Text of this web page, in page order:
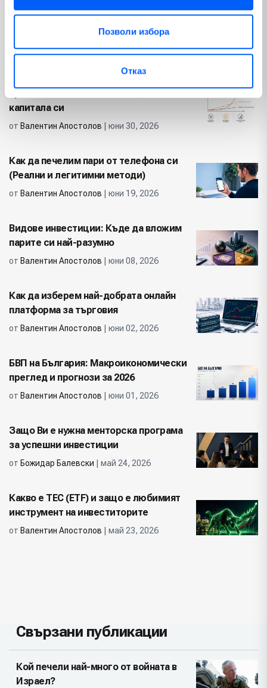
Позволи избора
Отказ
Автоматично деклариране на имот:
Данъчни съвети за инвеститори
капитала си
от Валентин Апостолов | юни 30, 2026
Как да печелим пари от телефона си
(Реални и легитимни методи)
от Валентин Апостолов | юни 19, 2026
Видове инвестиции: Къде да вложим
парите си най-разумно
от Валентин Апостолов | юни 08, 2026
Как да изберем най-добрата онлайн
платформа за търговия
от Валентин Апостолов | юни 02, 2026
БВП на България: Макроикономически
преглед и прогнози за 2026
от Валентин Апостолов | юни 01, 2026
Защо Ви е нужна менторска програма
за успешни инвестиции
от Божидар Балевски | май 24, 2026
Какво е ТЕС (ETF) и защо е любимият
инструмент на инвеститорите
от Валентин Апостолов | май 23, 2026
Свързани публикации
Кой печели най-много от войната в
Израел?